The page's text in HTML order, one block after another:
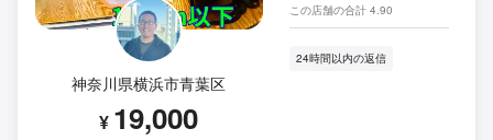
神奈川県横浜市青葉区
¥ 19,000
この店舗の合計 4.90
24時間以内の返信